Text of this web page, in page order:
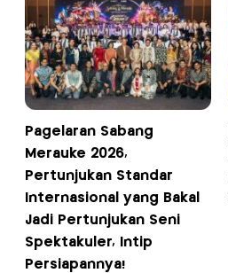
Pagelaran Sabang
Merauke 2026,
Pertunjukan Standar
Internasional yang Bakal
Jadi Pertunjukan Seni
Spektakuler, Intip
Persiapannya!